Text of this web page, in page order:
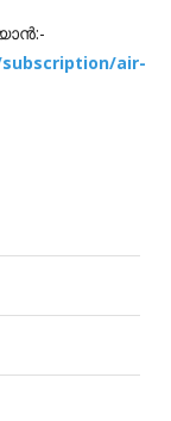
air-